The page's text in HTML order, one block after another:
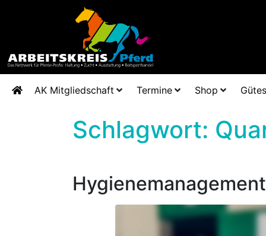
AK Mitgliedschaft Termine Shop
Schlagwort: